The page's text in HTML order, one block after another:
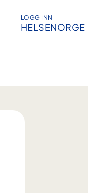
LOGG INN
HELSENORGE